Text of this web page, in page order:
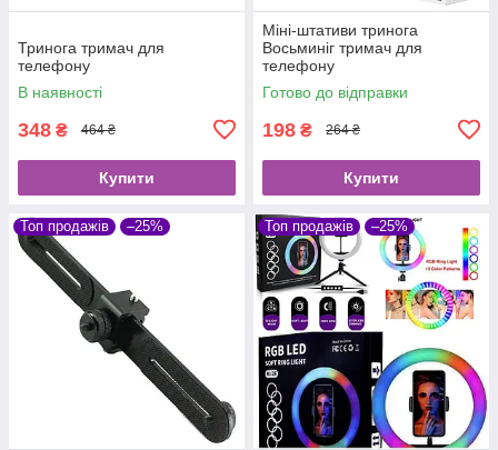
Тринога тримач для
телефону
В наявності
348 ₴ 464 ₴
Купити
Міні-штативи тринога
Восьминіг тримач для
телефону
Готово до відправки
198 ₴ 264 ₴
Купити
Топ продажів –25% Топ продажів –25%